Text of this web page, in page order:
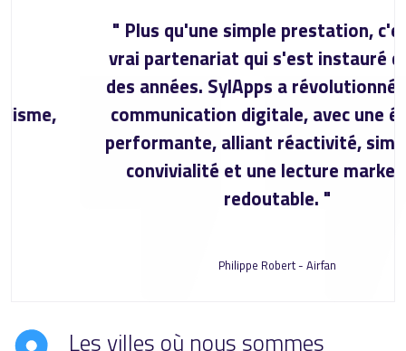
" Plus qu'une simple prestation, c'est un
vrai partenariat qui s'est instauré depuis
des années. SylApps a révolutionné notre
communication digitale, avec une équipe
performante, alliant réactivité, simplicité,
convivialité et une lecture marketing
redoutable. "
Philippe Robert - Airfan
Les villes où nous sommes